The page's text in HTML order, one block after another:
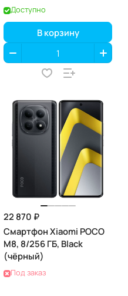
Доступно
В корзину
22 870 ₽
Смартфон Xiaomi POCO
M8, 8/256 ГБ, Black
(чёрный)
Под заказ